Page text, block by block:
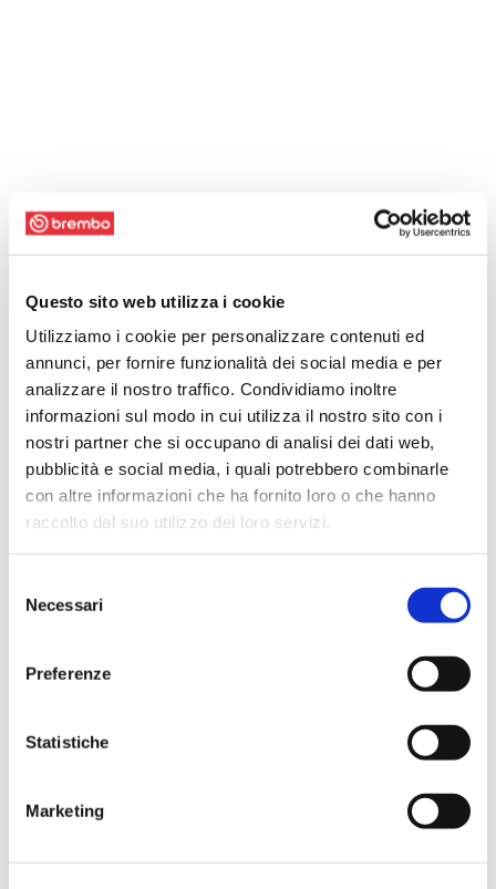
Questo sito web utilizza i cookie
Utilizziamo i cookie per personalizzare contenuti ed
annunci, per fornire funzionalità dei social media e per
analizzare il nostro traffico. Condividiamo inoltre
informazioni sul modo in cui utilizza il nostro sito con i
nostri partner che si occupano di analisi dei dati web,
pubblicità e social media, i quali potrebbero combinarle
con altre informazioni che ha fornito loro o che hanno
raccolto dal suo utilizzo dei loro servizi.
delNecessari
Preferenze
Statistiche
Marketing